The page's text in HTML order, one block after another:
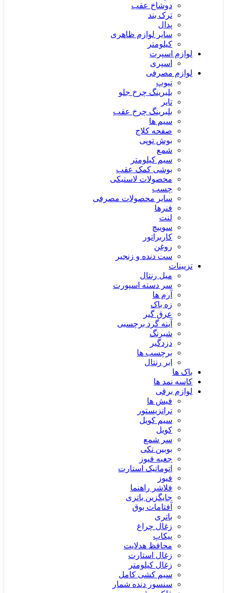
دوشاخ عقب
ترک بند
پدال
سایر لوازم ظاهری
کیلومتر
لوازم اسپرت
اسپری
لوازم مصرفی
تیوپ
بلبرینگ چرخ جلو
تایر
بلبرینگ چرخ عقب
سیم ها
صفحه کلاج
بوش توپی
شمع
سیم کیلومتر
بوشی کمک عقب
محصولات لاستیکی
چسب
سایر محصولات مصرفی
فنرها
لنت
سوییچ
کاربراتور
روغن
ست دنده و زنجیر
تزیینات
میل رنتال
سر دسته اسپورت
آرم ها
زه باک
عرق گیر
آینه گرد برچسبی
شبرنگ
دزدگیر
برچسب ها
ابر رنتال
باک ها
کاسه نمد ها
لوازم برقی
فیش ها
ترانزیستور
سیم کویل
کویل
سر شمع
بوبین تکی
جعبه فیوز
اتوماتیک استارت
فیوز
فلاشر راهنما
جایگزین باتری
آفتامات بوق
باتری
زغال چراغ
پیکاپ
محافظ هدلایت
زغال استارت
زغال کیلومتر
سیم کشی کامل
سنسور دنده شمار